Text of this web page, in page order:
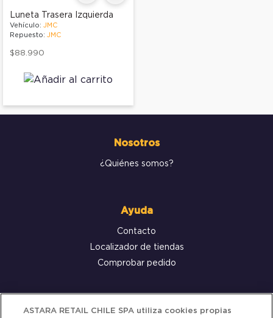
Luneta Trasera Izquierda
Vehículo: JMC
Repuesto: JMC
$88.990
Nosotros
¿Quiénes somos?
Ayuda
Contacto
Localizador de tiendas
Comprobar pedido
Servicio al cliente
ASTARA RETAIL CHILE SPA utiliza cookies propias